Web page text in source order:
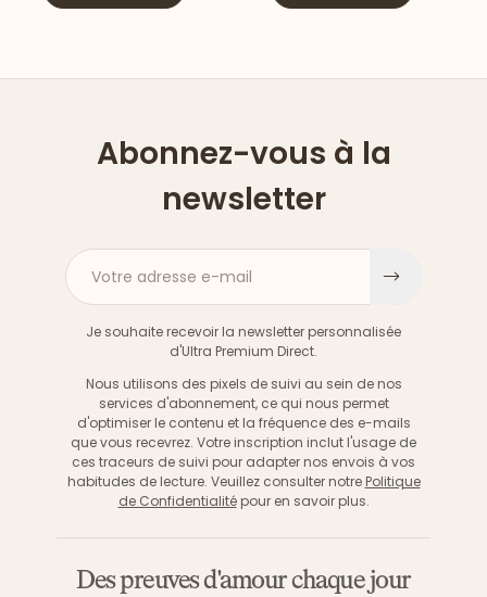
Abonnez-vous à la
newsletter
Votre adresse e-mail
Je souhaite recevoir la newsletter personnalisée
d'Ultra Premium Direct.
Nous utilisons des pixels de suivi au sein de nos
services d'abonnement, ce qui nous permet
d'optimiser le contenu et la fréquence des e-mails
que vous recevrez. Votre inscription inclut l'usage de
ces traceurs de suivi pour adapter nos envois à vos
habitudes de lecture. Veuillez consulter notre Politique
de Confidentialitépour en savoir plus.
Des preuves d'amour chaque jour